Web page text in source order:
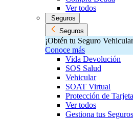
Ver todos
Seguros
Seguros
¡Obtén tu Seguro
Conoce más
Vida Devolución
SOS Salud
Vehicular
SOAT Virtual
Protección de
Ver todos
Gestiona tus Seguros